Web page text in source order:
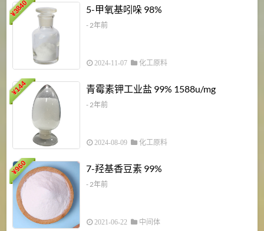
¥
3840 5-甲氧基吲哚 98%
- 2年前
2024-11-07 化工原料
¥
144 青霉素钾工业盐 99% 1588u/mg
- 2年前
2024-08-09 化工原料
¥
960 7-羟基香豆素 99%
- 2年前
2021-06-22 中间体